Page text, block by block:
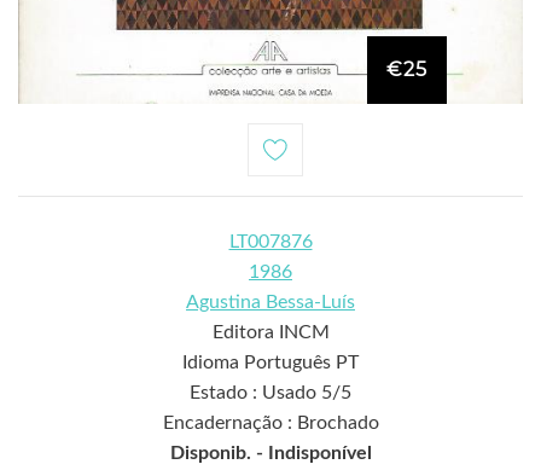
€25
LT007876
1986
Agustina Bessa-Luís
Editora INCM
Idioma Português PT
Estado : Usado 5/5
Encadernação : Brochado
Disponib. -
Indisponível